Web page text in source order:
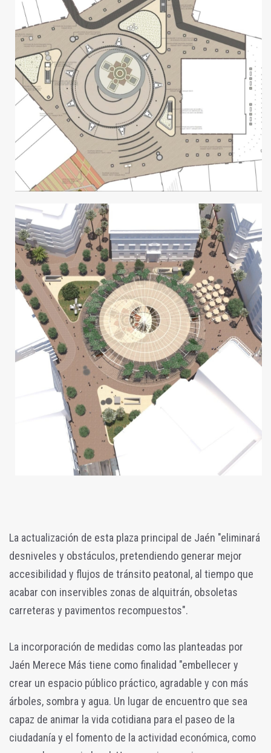
La actualización de esta plaza principal de Jaén "eliminará
desniveles y obstáculos, pretendiendo generar mejor
accesibilidad y flujos de tránsito peatonal, al tiempo que
acabar con inservibles zonas de alquitrán, obsoletas
carreteras y pavimentos recompuestos".
La incorporación de medidas como las planteadas por
Jaén Merece Más tiene como finalidad "embellecer y
crear un espacio público práctico, agradable y con más
árboles, sombra y agua. Un lugar de encuentro que sea
capaz de animar la vida cotidiana para el paseo de la
ciudadanía y el fomento de la actividad económica, como